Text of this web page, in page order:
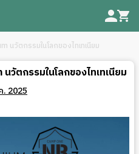
นวัตกรรมในโลกของไทเทเนียม
วัตกรรมในโลกของไทเทเนียม
. 2025